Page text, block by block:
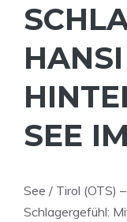
HANSI
SEE
See / Tirol (OTS)
Schlagergefühl: